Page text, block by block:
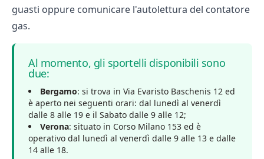
guasti oppure comunicare l'autolettura del contatore
gas.
Al momento, gli sportelli disponibili sono
due:
Bergamo: si trova in Via Evaristo Baschenis 12 ed
è aperto nei seguenti orari: dal lunedì al venerdì
dalle 8 alle 19 e il Sabato dalle 9 alle 12;
Verona: situato in Corso Milano 153 ed è
operativo dal lunedì al venerdì dalle 9 alle 13 e dalle
14 alle 18.